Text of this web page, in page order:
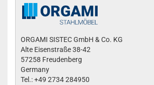
ORGAMI SISTEC GmbH & Co. KG
Alte Eisenstraße 38-42
57258 Freudenberg
Germany
Tel.: +49 2734 284950